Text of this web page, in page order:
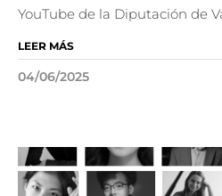
YouTube de la Diputación de
LEER MÁS
04/06/2025